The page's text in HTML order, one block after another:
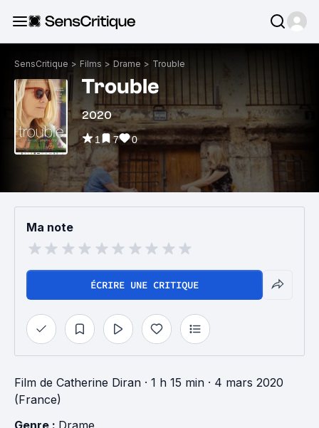
SensCritique > Films > Drame > Trouble
Trouble
2020
1 7 0
Ma note
ÉCRIRE UNE CRITIQUE
Film de Catherine Diran · 1 h 15 min · 4 mars 2020
(France)
Genre : Drame